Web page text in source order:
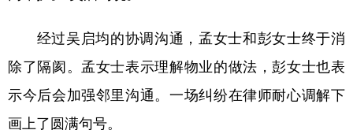
经过吴启均的协调沟通，孟女士和彭女士终于消
除了隔阂。孟女士表示理解物业的做法，彭女士也表
示今后会加强邻里沟通。一场纠纷在律师耐心调解下
画上了圆满句号。